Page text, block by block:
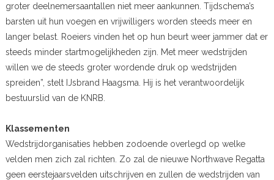
groter deelnemersaantallen niet meer aankunnen. Tijdschema’s
barsten uit hun voegen en vrijwilligers worden steeds meer en
langer belast. Roeiers vinden het op hun beurt weer jammer dat er
steeds minder startmogelijkheden zijn. Met meer wedstrijden
willen we de steeds groter wordende druk op wedstrijden
spreiden”, stelt IJsbrand Haagsma. Hij is het verantwoordelijk
bestuurslid van de KNRB.
Klassementen
Wedstrijdorganisaties hebben zodoende overlegd op welke
velden men zich zal richten. Zo zal de nieuwe Northwave Regatta
geen eerstejaarsvelden uitschrijven en zullen de wedstrijden van